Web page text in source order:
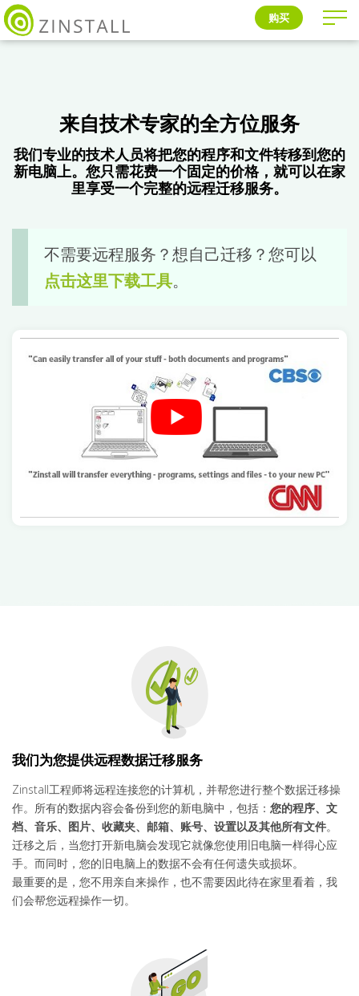
购买
来自技术专家的全方位服务
我们专业的技术人员将把您的程序和文件转移到您的
新电脑上。您只需花费一个固定的价格，就可以在家
里享受一个完整的远程迁移服务。
不需要远程服务？想自己迁移？您可以
点击这里下载工具。
我们为您提供远程数据迁移服务
Zinstall工程师将远程连接您的计算机，并帮您进行整个数据迁移操
作。所有的数据内容会备份到您的新电脑中，包括： 您的程序、文
档、 音乐、图片、 收藏夹、邮箱、账号、设置以及其他所有文件。
迁移之后，当您打开新电脑会发现它就像您使用旧电脑一样得心应
手。而同时，您的旧电脑上的数据不会有任何遗失或损坏。
最重要的是，您不用亲自来操作，也不需要因此待在家里看着，我
们会帮您远程操作一切。